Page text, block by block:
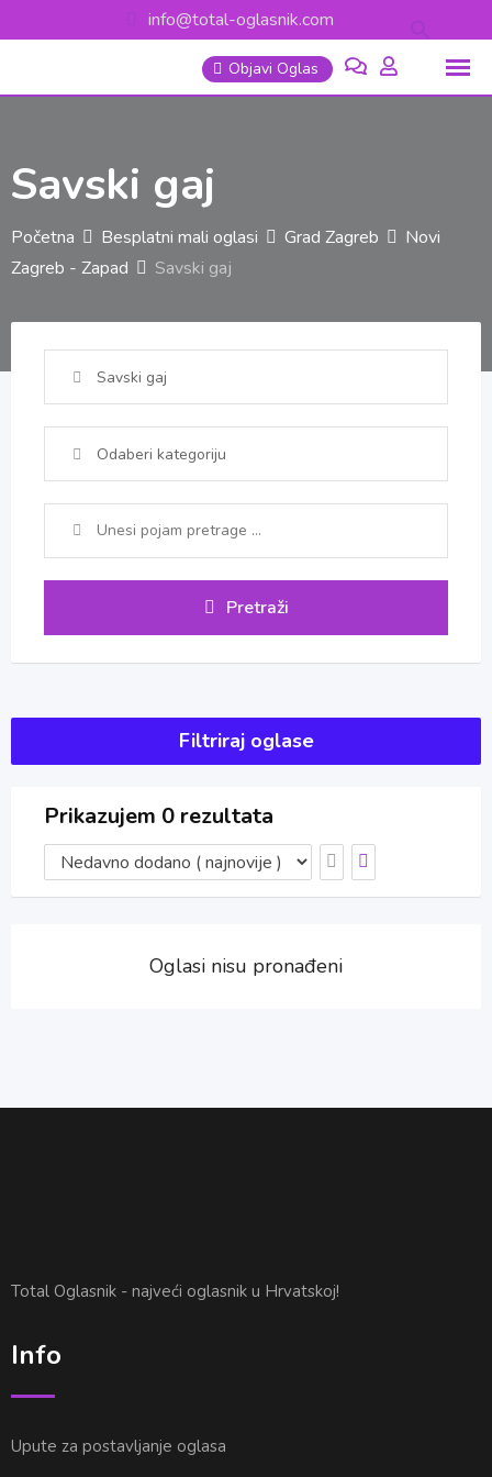
to
info@total-oglasnik.com
Objavi Oglas
Savski gaj
Početna Besplatni mali oglasi Grad Zagreb
Novi
Zagreb - Zapad
Savski gaj
Savski gaj
Odaberi kategoriju
Pretraži
Filtriraj oglase
Prikazujem 0 rezultata
Oglasi nisu pronađeni
Total Oglasnik - najveći oglasnik u Hrvatskoj!
Info
Upute za postavljanje oglasa